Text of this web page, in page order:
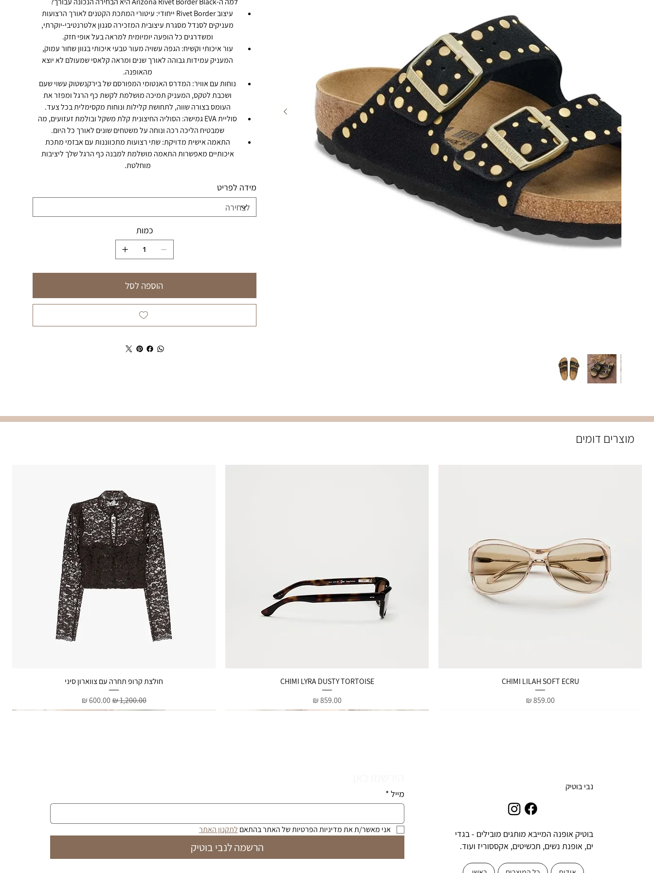
עיצוב Rivet Border ייחודי: עיטורי המתכת הקטנים לאורך הרצועות
מעניקים לסנדל מסגרת עיצובית המזכירה סגנון אלטרנטיבי-יוקרתי,
ומשדרגים כל הופעה יומיומית למראה בעל אופי חזק.
עור איכותי וקשיח: הגפה עשויה מעור טבעי איכותי בגוון שחור עמוק,
המעניק עמידות גבוהה לאורך שנים ומראה קלאסי שמעולם לא יוצא
מהאופנה.
נוחות עם אוויר: המדרס האנטומי המפורסם של בירקנשטוק עשוי שעם
ושכבת לטקס, המעניק תמיכה מושלמת לקשת כף הרגל ומפזר את
העומס בצורה שווה, לתחושת קלילות ונוחות מקסימלית בכל צעד.
סוליית EVA גמישה: הסוליה החיצונית קלת משקל ובולמת זעזועים, מה
שמבטיח הליכה רכה ונוחה על משטחים שונים לאורך כל היום.
התאמה אישית מדויקת: שתי רצועות מתכווננות עם אבזמי מתכת
איכותיים מאפשרות התאמה מושלמת למבנה כף הרגל שלך ליציבות
מוחלטת.
מידה לפריט
כמות
הוספה לסל
מוצרים דומים
תצוגה מהירה
CHIMI LILAH SOFT ECRU
מחיר‏859.00 ‏₪
תצוגה מהירה
CHIMI LYRA DUSTY TORTOISE
מחיר‏859.00 ‏₪
תצוגה מהירה
חולצת קרופ תחרה עם צווארון סיני
מחיר רגיל‏1,200.00 ‏₪ מחיר מבצע‏600.00 ‏₪
נבי בוטיק
בוטיק אופנה המייבא מותגים מובילים - בגדי
ים, אופנת נשים, תכשיטים, אקססוריז ועוד.
מייל *
אני מאשר/ת את מדיניות הפרטיות של האתר בהתאם לתקנון האתר
הרשמה לנבי בוטיק